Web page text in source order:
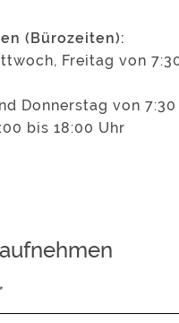
(Bürozeiten):
Freitag von
Donnerstag von
bis 18:00 Uhr
*